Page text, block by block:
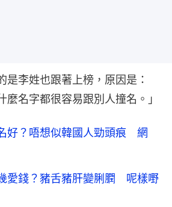
是李姓也跟著上榜，原因是：
麼名字都很容易跟別人撞名。」
好？唔想似韓國人勁頭痕 網
愛錢？豬舌豬肝變脷膶 呢樣嘢